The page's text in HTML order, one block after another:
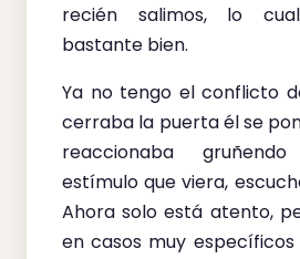
recién salimos, lo
bastante bien.
Ya no tengo el conflicto
cerraba la puerta él se
reaccionaba
estímulo que viera,
Ahora solo está atento,
en casos muy